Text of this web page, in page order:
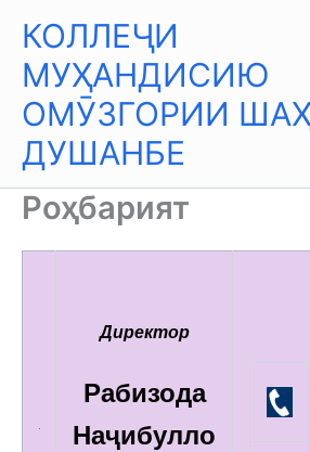
content
КОЛЛЕҶИ
МУҲАНДИСИЮ
ОМӮЗГОРИИ
ДУШАНБЕ
Роҳбарият
Директор
Рабизода
Наҷибулло